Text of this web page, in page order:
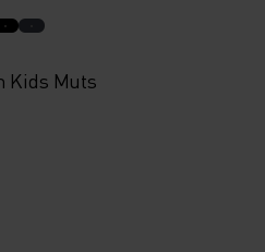
Kids Muts